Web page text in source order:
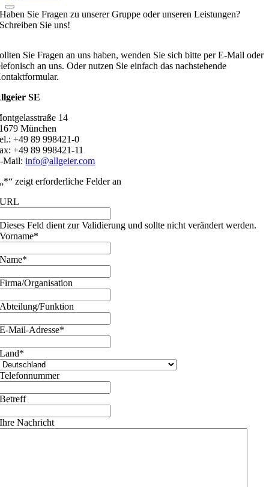
Haben Sie Fragen zu unserer Gruppe oder unseren Leistungen?
Schreiben Sie uns!
Sie Fragen an uns haben, wenden Sie sich bitte per E-Mail oder
an uns. Oder nutzen Sie einfach das nachstehende
SE
14
München
+49 89 998421-0
+49 89 998421-11
Mail:info@allgeier.com
„*“ zeigt erforderliche Felder an
URL
Dieses Feld dient zur Validierung und sollte nicht verändert werden.
Vorname*
Name*
Firma/Organisation
Abteilung/Funktion
E-Mail-Adresse*
Land*
Telefonnummer
Betreff
Ihre Nachricht